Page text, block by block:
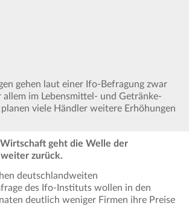
gehen laut einer Ifo-Befragung zwar
im Lebensmittel- und Getränke-
planen viele Händler weitere Erhöhungen
Wirtschaft geht die Welle der
zurück.
deutschlandweiten
des Ifo-Instituts wollen in den
deutlich weniger Firmen ihre Preise